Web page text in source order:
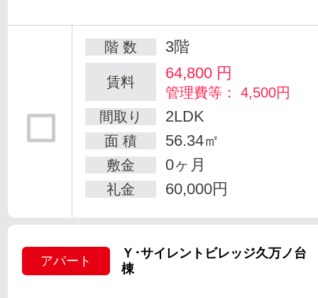
階 数 3階
賃料 64,800 円
管理費等： 4,500円
間取り
2LDK
面 積 56.34㎡
敷金 0ヶ月
礼金 60,000円
アパート
Ｙ･サイレントビレッジ久万ノ
棟